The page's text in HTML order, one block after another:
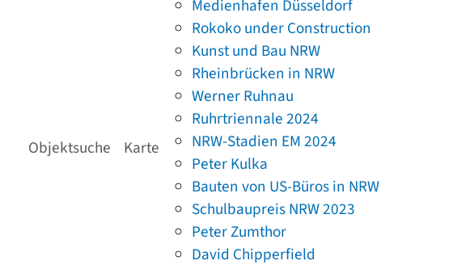
Objektsuche Karte
Medienhafen Düsseldorf
Rokoko under Construction
Kunst und Bau NRW
Rheinbrücken in NRW
Werner Ruhnau
Ruhrtriennale 2024
NRW-Stadien EM 2024
Peter Kulka
Bauten von US-Büros in NRW
Schulbaupreis NRW 2023
Peter Zumthor
David Chipperfield